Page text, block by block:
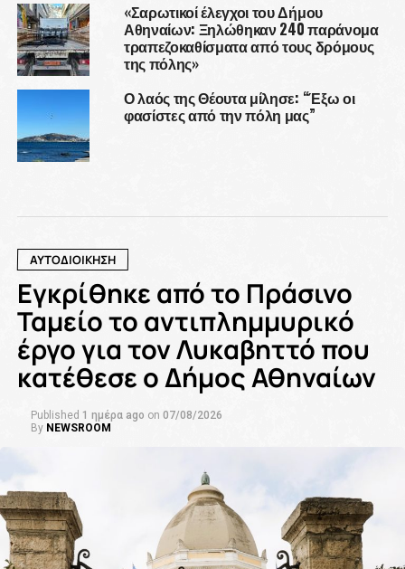
«Σαρωτικοί έλεγχοι του Δήμου
Αθηναίων: Ξηλώθηκαν 240 παράνομα
τραπεζοκαθίσματα από τους δρόμους
της πόλης»
Ο λαός της Θέουτα μίλησε: “Έξω οι
φασίστες από την πόλη μας”
ΑΥΤΟΔΙΟΙΚΗΣΗ
Εγκρίθηκε από το Πράσινο
Ταμείο το αντιπλημμυρικό
έργο για τον Λυκαβηττό που
κατέθεσε ο Δήμος Αθηναίων
Published 1 ημέρα ago on 07/08/2026
By NEWSROOM